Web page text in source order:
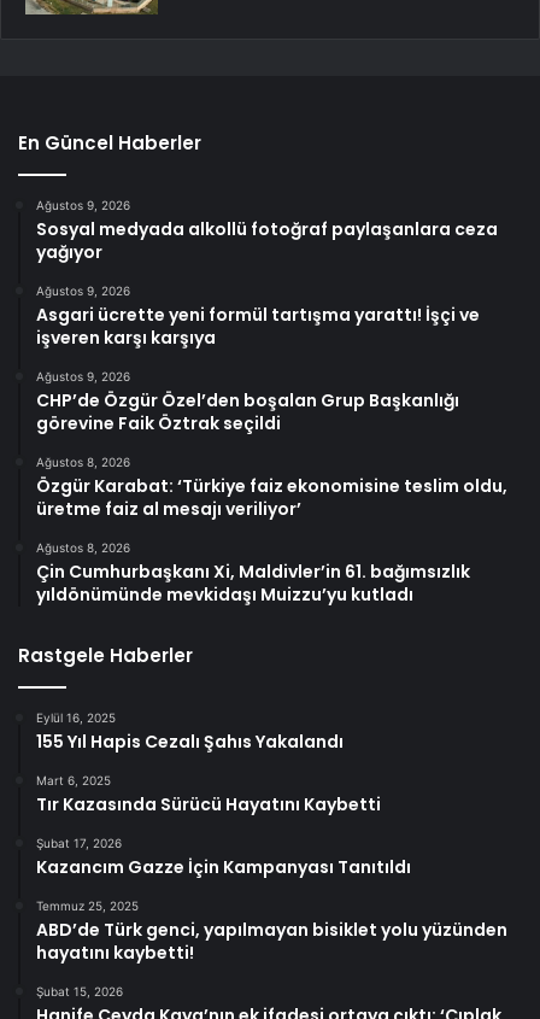
En Güncel Haberler
Ağustos 9, 2026
Sosyal medyada alkollü fotoğraf paylaşanlara ceza
yağıyor
Ağustos 9, 2026
Asgari ücrette yeni formül tartışma yarattı! İşçi ve
işveren karşı karşıya
Ağustos 9, 2026
CHP’de Özgür Özel’den boşalan Grup Başkanlığı
görevine Faik Öztrak seçildi
Ağustos 8, 2026
Özgür Karabat: ‘Türkiye faiz ekonomisine teslim oldu,
üretme faiz al mesajı veriliyor’
Ağustos 8, 2026
Çin Cumhurbaşkanı Xi, Maldivler’in 61. bağımsızlık
yıldönümünde mevkidaşı Muizzu’yu kutladı
Rastgele Haberler
Eylül 16, 2025
155 Yıl Hapis Cezalı Şahıs Yakalandı
Mart 6, 2025
Tır Kazasında Sürücü Hayatını Kaybetti
Şubat 17, 2026
Kazancım Gazze İçin Kampanyası Tanıtıldı
Temmuz 25, 2025
ABD’de Türk genci, yapılmayan bisiklet yolu yüzünden
hayatını kaybetti!
Şubat 15, 2026